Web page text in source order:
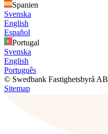
Spanien
Svenska
English
Español
Portugal
Svenska
English
Português
© Swedbank Fastighetsbyrå AB
Sitemap